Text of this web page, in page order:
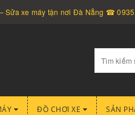
Sửa xe máy tận nơi Đà Nẵng ☎
ĐỒ CHƠI XE SẢN